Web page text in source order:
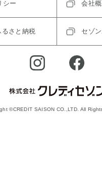
シー 会社
るさと納税 セゾ
©CREDIT SAISON CO.,LTD. All